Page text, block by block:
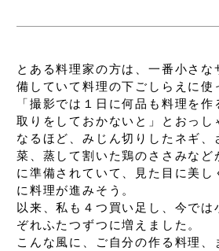
とある料理家の方は、 一番小さな
備していて 料理の下ごしらえに使
「撮影では１日に何品も料理を作
取りをしておかないと」
とおっし
なるほど、みじん切りしたネギ、
菜、 蒸して割いた鶏のささみなど
に準備されていて、
見た目に美し
に料理が進みそう。
以来、私も４つ買い足し、 今では
ぞれふたつずつに増えました。
こんな風に、ご自分の作る料理、